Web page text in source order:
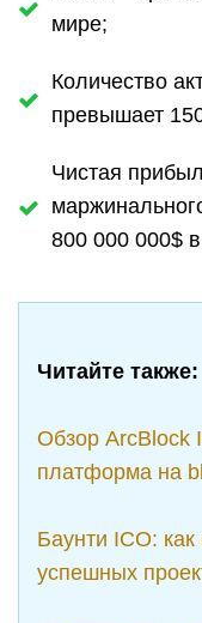
мире;
Количество
превышает
Чистая
800 000 000$
Читайте также:
Обзор ArcBlock
платформа на
Баунти ICO:
успешных